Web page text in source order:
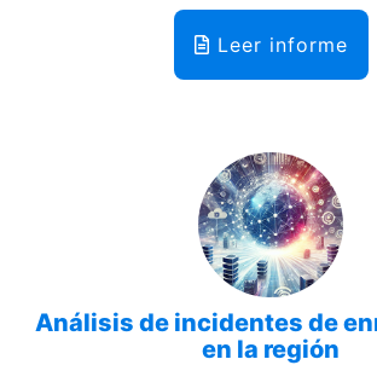
Leer informe
Análisis de incidentes de
en la región